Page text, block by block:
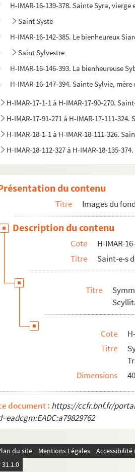
H-IMAR-16-139-378. Sainte Syra, vierge
Saint Syste
H-IMAR-16-142-385. Le bienheureux
Saint Sylvestre
H-IMAR-16-146-393. La bienheureuse
H-IMAR-16-147-394. Sainte Sylvie,
H-IMAR-17-1-1 à H-IMAR-17-90-270.
H-IMAR-17-91-271 à H-IMAR-17-111-
H-IMAR-18-1-1 à H-IMAR-18-111-326.
H-IMAR-18-112-327 à H-IMAR-18-135-
du contenu
Titre Images du
Description du contenu
Cote
H-IMAR-
Titre
Saint-e-s
Titre
Cote
Titre
Dimensions
document : https://ccfr.bnf.fr/
du site Mentions Légales
31.1.0